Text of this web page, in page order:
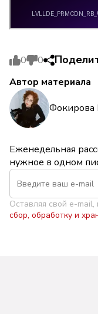
0 0
Автор материала
Фокирова
Еженедельная
нужное в одном
Оставляя свой e-mail,
сбор, обработку и